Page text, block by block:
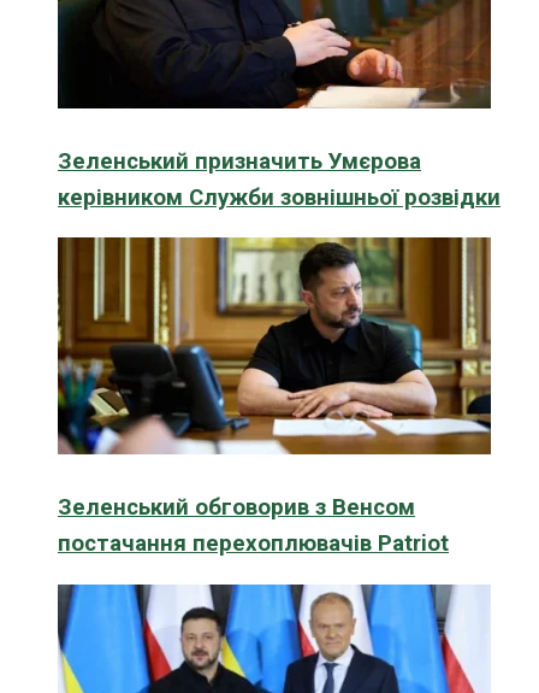
Зеленський призначить Умєрова
керівником Служби зовнішньої розвідки
Зеленський обговорив з Венсом
постачання перехоплювачів Patriot